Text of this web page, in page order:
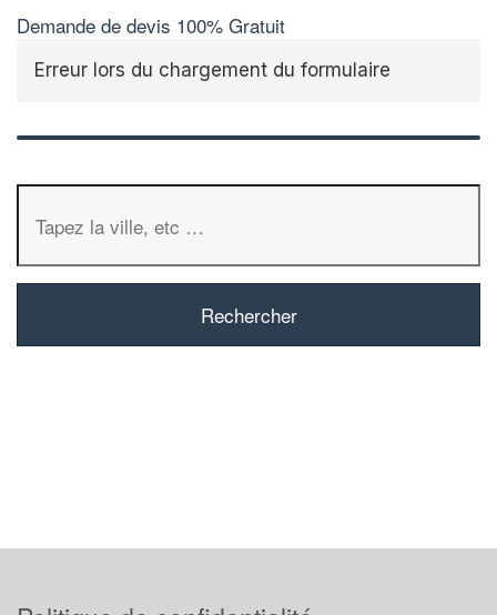
Demande de devis 100% Gratuit
Erreur lors du chargement du formulaire